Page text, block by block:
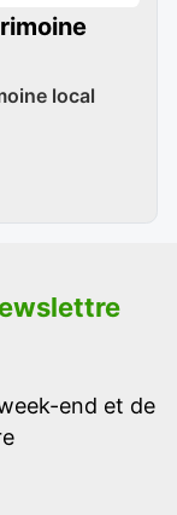
local
end et de